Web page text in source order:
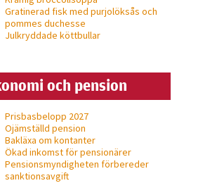
Gratinerad fisk med purjolöksås och
pommes duchesse
Julkryddade köttbullar
och pension
Prisbasbelopp 2027
Ojämställd pension
Bakläxa om kontanter
Ökad inkomst för pensionärer
Pensionsmyndigheten förbereder
sanktionsavgift